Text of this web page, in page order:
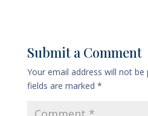
Submit a Comment
Your email address will not be
fields are marked *